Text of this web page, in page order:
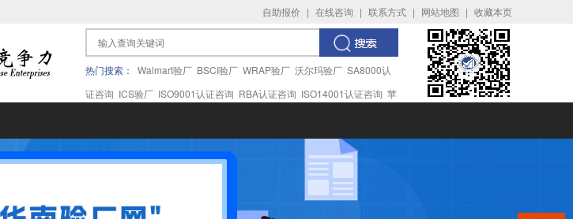
自助报价 | 在线咨询 | 联系方式 | 网站地图 | 收藏本页
热门搜索： Walmart验厂 BSCI验厂 WRAP验厂 沃尔玛验厂 SA8000认
证咨询 ICS验厂 ISO9001认证咨询 RBA认证咨询 ISO14001认证咨询 苹